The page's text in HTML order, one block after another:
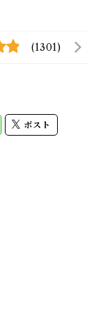
(1301)
ポスト